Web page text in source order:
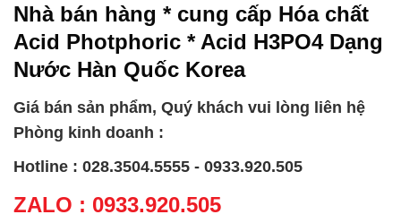
Nhà bán hàng * cung cấp Hóa chất
Acid Photphoric * Acid H3PO4 Dạng
Nước Hàn Quốc Korea
Giá bán sản phẩm, Quý khách vui lòng liên hệ
Phòng kinh doanh :
Hotline : 028.3504.5555 - 0933.920.505
ZALO : 0933.920.505